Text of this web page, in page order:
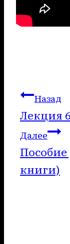
по
Назад
Лекция
Далее
Пособие
книги)